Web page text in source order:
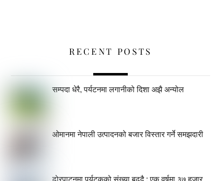
RECENT POSTS
सम्पदा धेरै, पर्यटनमा लगानीको दिशा अझै अन्योल
ओमानमा नेपाली उत्पादनको बजार विस्तार गर्ने समझदारी